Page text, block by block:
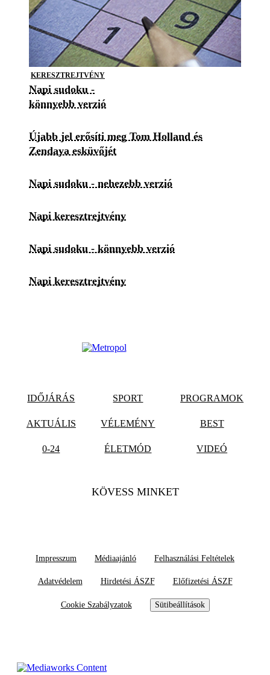
KERESZTREJTVÉNY
Napi sudoku -
könnyebb verzió
Újabb jel erősíti meg Tom Holland és
Zendaya esküvőjét
Napi sudoku - nehezebb verzió
Napi keresztrejtvény
Napi sudoku - könnyebb verzió
Napi keresztrejtvény
IDŐJÁRÁS SPORT PROGRAMOK
AKTUÁLIS VÉLEMÉNY BEST
0-24 ÉLETMÓD VIDEÓ
KÖVESS MINKET
Impresszum Médiaajánló Felhasználási Feltételek
Adatvédelem Hirdetési ÁSZF Előfizetési ÁSZF
Cookie Szabályzatok Sütibeállítások